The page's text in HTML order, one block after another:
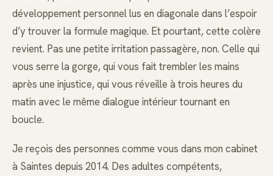
développement personnel lus en diagonale dans l’espoir
d’y trouver la formule magique. Et pourtant, cette colère
revient. Pas une petite irritation passagère, non. Celle qui
vous serre la gorge, qui vous fait trembler les mains
après une injustice, qui vous réveille à trois heures du
matin avec le même dialogue intérieur tournant en
boucle.
Je reçois des personnes comme vous dans mon cabinet
à Saintes depuis 2014. Des adultes compétents,